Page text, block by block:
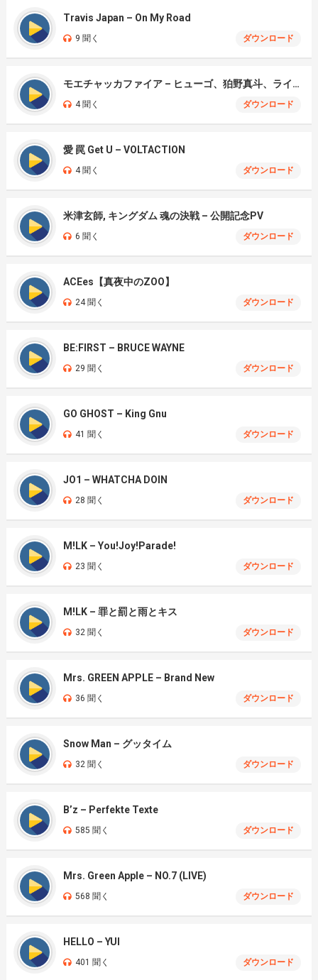
Travis Japan – On My Road
9 聞く ダウンロード
モエチャッカファイア – ヒューゴ、狛野真斗、ライト、セヴェリアン (Cover )
4 聞く ダウンロード
愛 罠 Get U – VOLTACTION
4 聞く ダウンロード
米津玄師, キングダム 魂の決戦 – 公開記念PV
6 聞く ダウンロード
ACEes【真夜中のZOO】
24 聞く ダウンロード
BE:FIRST – BRUCE WAYNE
29 聞く ダウンロード
GO GHOST – King Gnu
41 聞く ダウンロード
JO1 – WHATCHA DOIN
28 聞く ダウンロード
M!LK – You!Joy!Parade!
23 聞く ダウンロード
M!LK – 罪と罰と雨とキス
32 聞く ダウンロード
Mrs. GREEN APPLE – Brand New
36 聞く ダウンロード
Snow Man – グッタイム
32 聞く ダウンロード
B’z – Perfekte Texte
585 聞く ダウンロード
Mrs. Green Apple – NO.7 (LIVE)
568 聞く ダウンロード
HELLO – YUI
401 聞く ダウンロード